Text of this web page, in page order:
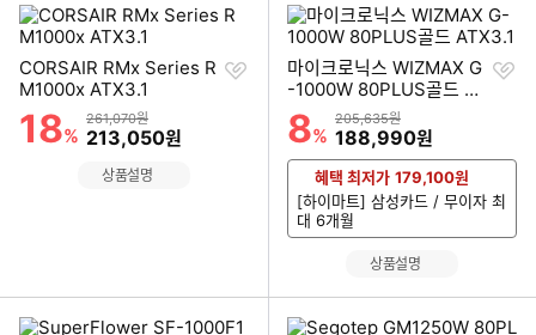
CORSAIR RMx Series R
M1000x ATX3.1
할인률
18%
상품금액
261,070원
할인금액
213,050원
찜
상품설명
마이크로닉스 WIZMAX G
-1000W 80PLUS골드 AT
X3.1
할인률
8%
상품금액
205,635원
할인금액
188,990원
찜
혜택 최저가 179,100원
[하이마트] 삼성카드 / 무이자 최
대 6개월
상품설명